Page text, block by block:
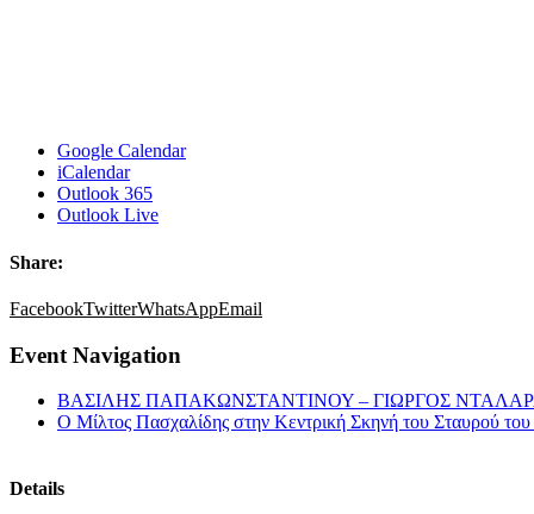
Google Calendar
iCalendar
Outlook 365
Outlook Live
Share:
FacebookTwitterWhatsAppEmail
Event Navigation
ΒΑΣΙΛΗΣ ΠΑΠΑΚΩΝΣΤΑΝΤΙΝΟΥ – ΓΙΩΡΓΟΣ
Ο Μίλτος Πασχαλίδης στην Κεντρική Σκηνή του Σταυρού
Details